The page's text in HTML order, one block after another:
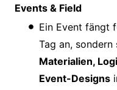
Events & Field
Ein Event fängt
Tag an,
Materialien,
Event-Designs